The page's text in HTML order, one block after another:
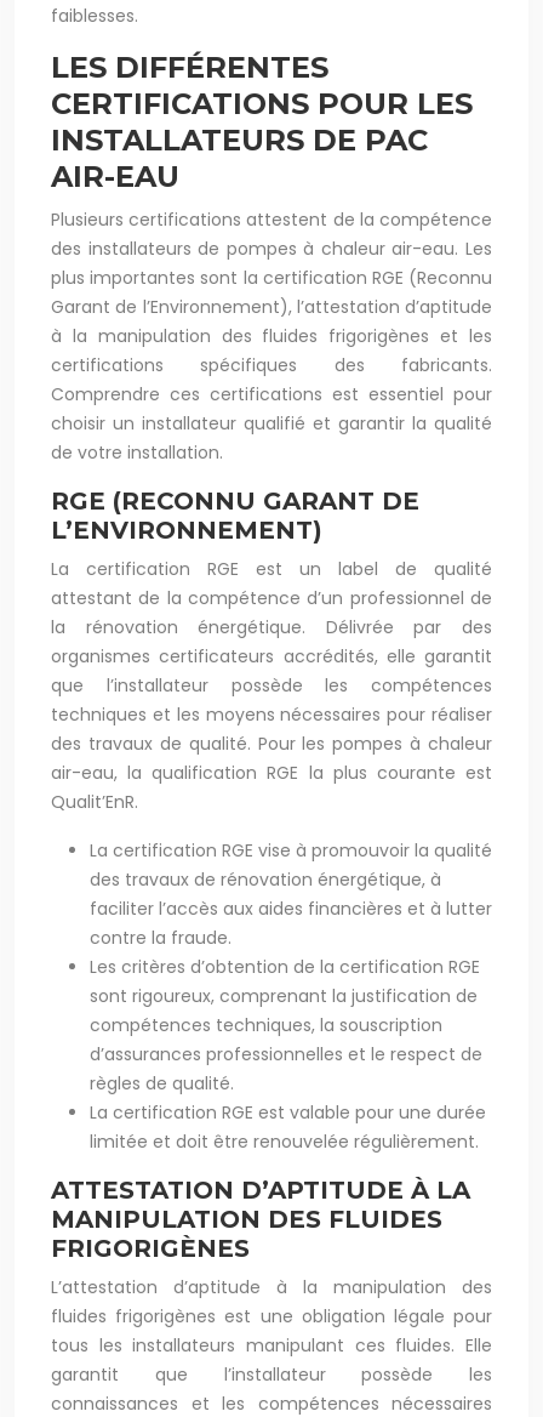
faiblesses.
LES DIFFÉRENTES
CERTIFICATIONS POUR LES
INSTALLATEURS DE PAC
AIR-EAU
Plusieurs certifications attestent de la compétence
des installateurs de pompes à chaleur air-eau. Les
plus importantes sont la certification RGE (Reconnu
Garant de l’Environnement), l’attestation d’aptitude
à la manipulation des fluides frigorigènes et les
certifications spécifiques des fabricants.
Comprendre ces certifications est essentiel pour
choisir un installateur qualifié et garantir la qualité
de votre installation.
RGE (RECONNU GARANT DE
L’ENVIRONNEMENT)
La certification RGE est un label de qualité
attestant de la compétence d’un professionnel de
la rénovation énergétique. Délivrée par des
organismes certificateurs accrédités, elle garantit
que l’installateur possède les compétences
techniques et les moyens nécessaires pour réaliser
des travaux de qualité. Pour les pompes à chaleur
air-eau, la qualification RGE la plus courante est
Qualit’EnR.
La certification RGE vise à promouvoir la qualité
des travaux de rénovation énergétique, à
faciliter l’accès aux aides financières et à lutter
contre la fraude.
Les critères d’obtention de la certification RGE
sont rigoureux, comprenant la justification de
compétences techniques, la souscription
d’assurances professionnelles et le respect de
règles de qualité.
La certification RGE est valable pour une durée
limitée et doit être renouvelée régulièrement.
ATTESTATION D’APTITUDE À LA
MANIPULATION DES FLUIDES
FRIGORIGÈNES
L’attestation d’aptitude à la manipulation des
fluides frigorigènes est une obligation légale pour
tous les installateurs manipulant ces fluides. Elle
garantit que l’installateur possède les
connaissances et les compétences nécessaires